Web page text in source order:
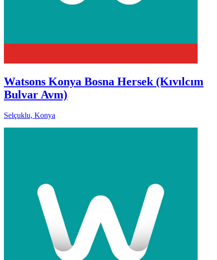
Watsons Konya Bosna Hersek (Kıvılcım
Bulvar Avm)
Selçuklu, Konya